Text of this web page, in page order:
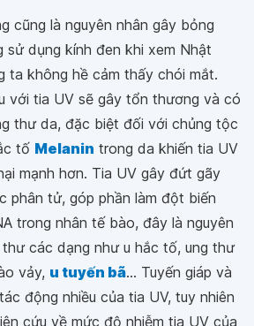
cũng là nguyên nhân gây bỏng
sử dụng kính đen khi xem Nhật
ta không hề cảm thấy chói mắt.
với tia UV sẽ gây tổn thương và có
thư da, đặc biệt đối với chủng tộc
tố Melanin trong da khiến tia UV
mạnh hơn. Tia UV gây đứt gãy
phân tử, góp phần làm đột biến
trong nhân tế bào, đây là nguyên
các dạng như u hắc tố, ung thư
vảy, u tuyến bã... Tuyến giáp và
động nhiều của tia UV, tuy nhiên
cứu về mức độ nhiễm tia UV của